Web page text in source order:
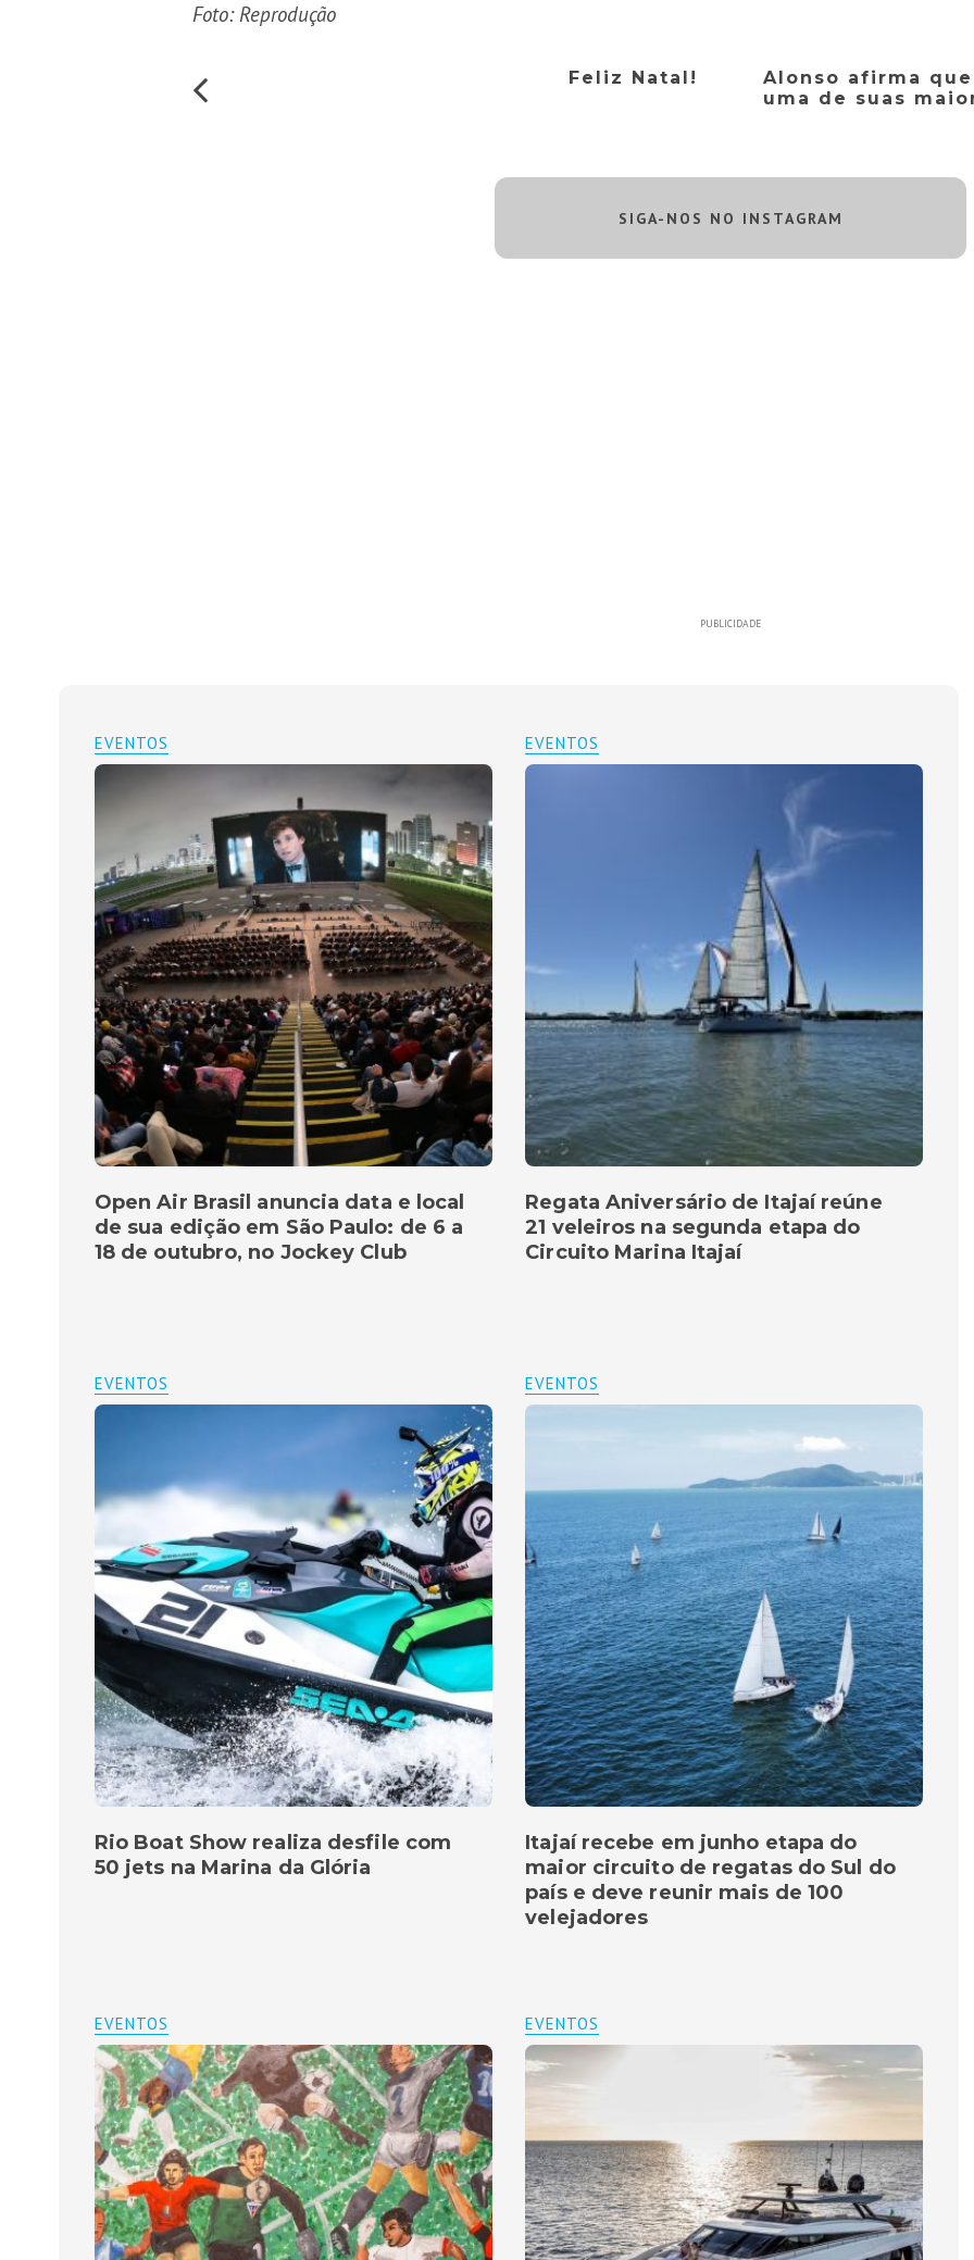
Foto: Reprodução
Feliz Natal!
Alonso afirma
uma de suas
SIGA-NOS NO INSTAGRAM
PUBLICIDADE
EVENTOS
Regata Aniversário de Itajaí reúne
21 veleiros na segunda etapa do
Circuito Marina Itajaí
EVENTOS
Open Air Brasil anuncia data e local
de sua edição em São Paulo: de 6 a
18 de outubro, no Jockey Club
EVENTOS
Itajaí recebe em junho etapa do
maior circuito de regatas do Sul do
país e deve reunir mais de 100
velejadores
EVENTOS
Rio Boat Show realiza desfile com
50 jets na Marina da Glória
EVENTOS
EVENTOS